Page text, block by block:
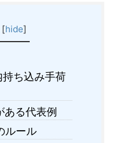
[hide]
ち込み手荷
る代表例
ルール